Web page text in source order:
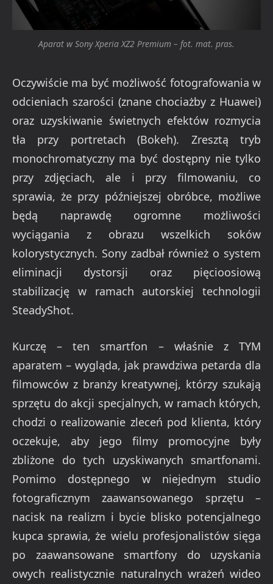
Aparat w Sony Xperia XZ2 Premium – fot. mat. pras.
Oczywiście ma być możliwość fotografowania w
odcieniach szarości (znane chociażby z Huawei)
oraz uzyskiwanie świetnych efektów rozmycia
tła przy portretach (Bokeh). Zresztą tryb
monochromatyczny ma być dostępny nie tylko
przy zdjęciach, ale i przy filmowaniu, co
sprawia, że przy późniejszej obróbce, możliwe
będą naprawdę ogromne możliwości
wyciągania z obrazu wszelkich soków
kolorystycznych. Sony zadbał również o system
eliminacji dystorsji oraz pięcioosiową
stabilizację w ramach autorskiej technologii
SteadyShot.
Kurczę – ten smartfon – właśnie z TYM
aparatem – wygląda, jak prawdziwa petarda dla
filmowców z branży kreatywnej, którzy szukają
sprzętu do akcji specjalnych, w ramach których,
chodzi o realizowanie zleceń pod klienta, który
oczekuje, aby jego filmy promocyjne były
zbliżone do tych uzyskiwanych smartfonami.
Pomimo dostępnego w niejednym studio
fotograficznym zaawansowanego sprzętu –
nacisk na realizm i bycie blisko potencjalnego
kupca sprawia, że wielu profesjonalistów sięga
po zaawansowane smartfony do uzyskania
owych realistycznie naturalnych wrażeń wideo